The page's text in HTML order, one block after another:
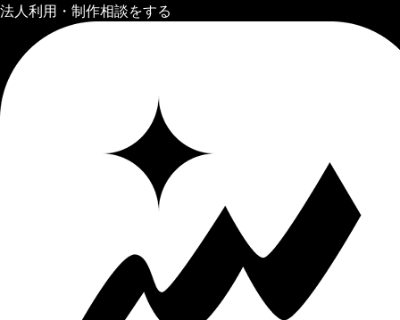
法人利用・制作相談をする